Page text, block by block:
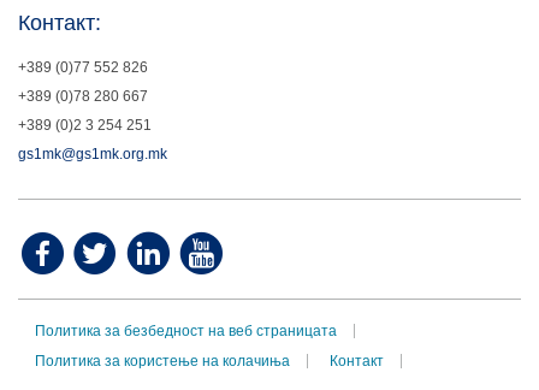
Контакт:
+389 (0)77 552 826
+389 (0)78 280 667
+389 (0)2 3 254 251
gs1mk@gs1mk.org.mk
Политика за безбедност на веб страницата
Политика за користење на колачиња
Контакт